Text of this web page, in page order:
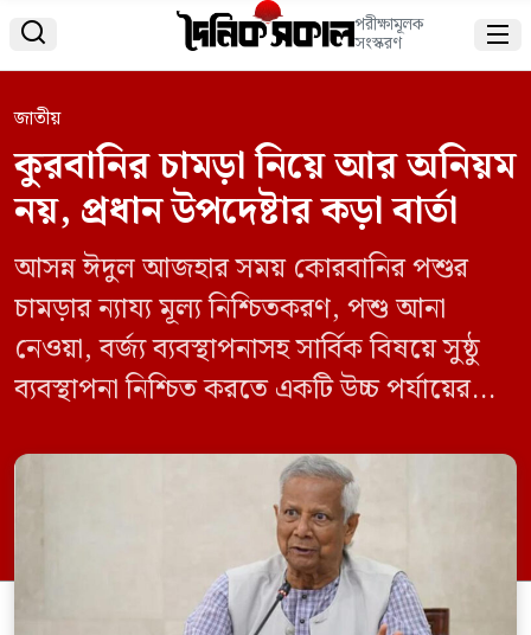
 পরীক্ষামূলক
সংস্করণ 
জাতীয়
কুরবানির চামড়া নিয়ে আর অনিয়ম
নয়, প্রধান উপদেষ্টার কড়া বার্তা
আসন্ন ঈদুল আজহার সময় কোরবানির পশুর
চামড়ার ন‍্যায‍্য মূল্য নিশ্চিতকরণ, পশু আনা
নেওয়া, বর্জ্য ব্যবস্থাপনাসহ সার্বিক বিষয়ে সুষ্ঠু
ব্যবস্থাপনা নিশ্চিত করতে একটি উচ্চ পর্যায়ের
উপদেষ্টা প্রফেসর মুহাম্মদ ইউনূস। রোববার রাষ্ট্রীয়
অতিথি ভবন যমুনায় এক বৈঠকে এই নির্দেশ দেন
প্রধান উপদেষ্টা। প্রধান উপদেষ্টা বলেন, ‘দীর্ঘদিন
ধরেই আমরা দেখছি মানুষ কোরবানির […]